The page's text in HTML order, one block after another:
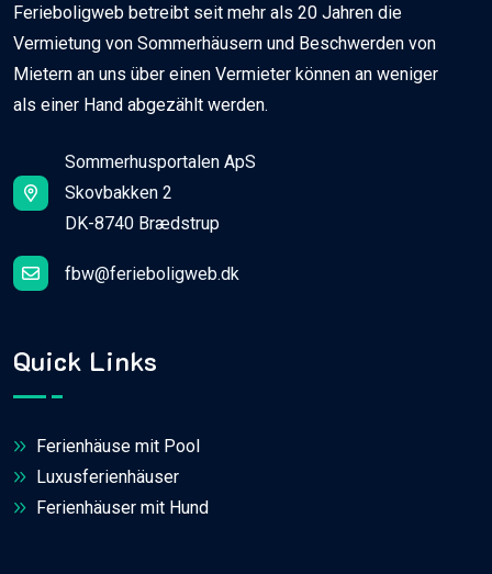
Ferieboligweb betreibt seit mehr als 20 Jahren die
Vermietung von Sommerhäusern und Beschwerden von
Mietern an uns über einen Vermieter können an weniger
als einer Hand abgezählt werden.
Sommerhusportalen ApS
Skovbakken 2
DK-8740 Brædstrup
fbw@ferieboligweb.dk
Quick Links
Ferienhäuse mit Pool
Luxusferienhäuser
Ferienhäuser mit Hund